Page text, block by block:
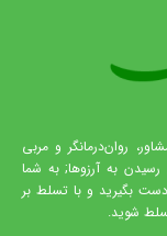
روان‌درمانگر و مربی
به آرزوها; به شما
بگیرید و با تسلط بر
شوید.